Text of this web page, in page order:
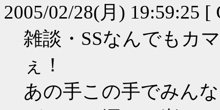
2005/02/28(月) 19:59:25 [
雑談・SSなんでもカ
ぇ！
あの手この手でみん